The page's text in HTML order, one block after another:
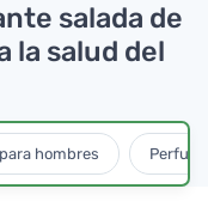
salada de
la salud del
hombres